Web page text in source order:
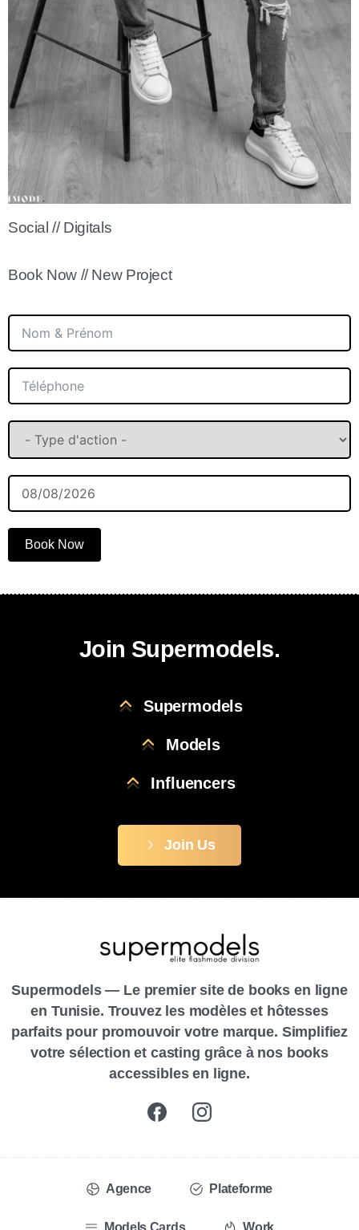
Social // Digitals
Book Now // New Project
Book Now
Join Supermodels.
Supermodels
Models
Influencers
Join Us
Supermodels — Le premier site de books en ligne
en Tunisie. Trouvez les modèles et hôtesses
parfaits pour promouvoir votre marque. Simplifiez
votre sélection et casting grâce à nos books
accessibles en ligne.
Agence Plateforme
Models Cards Work